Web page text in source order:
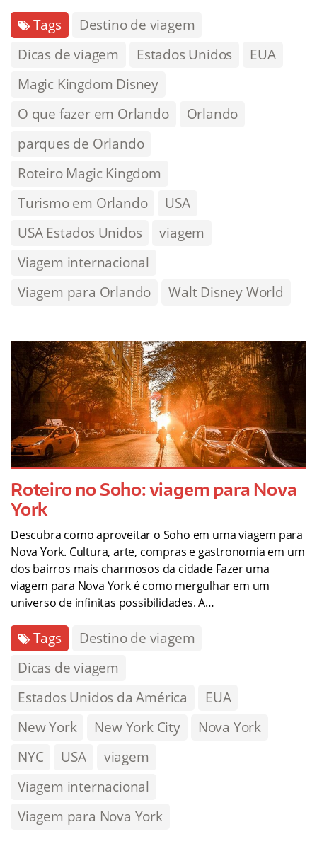
Tags
Destino de viagem
Dicas de viagem
Estados Unidos
EUA
Magic Kingdom Disney
O que fazer em Orlando
Orlando
parques de Orlando
Roteiro Magic Kingdom
Turismo em Orlando
USA
USA Estados Unidos
viagem
Viagem internacional
Viagem para Orlando
Walt Disney World
Roteiro no Soho: viagem para Nova
York
Descubra como aproveitar o Soho em uma viagem para
Nova York. Cultura, arte, compras e gastronomia em um
dos bairros mais charmosos da cidade Fazer uma
viagem para Nova York é como mergulhar em um
universo de infinitas possibilidades. A…
Tags
Destino de viagem
Dicas de viagem
Estados Unidos da América
EUA
New York
New York City
Nova York
NYC
USA
viagem
Viagem internacional
Viagem para Nova York